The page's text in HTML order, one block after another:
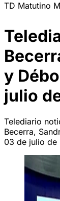
TD Matutino
y
julio
Telediario
Becerra,
03 de julio de